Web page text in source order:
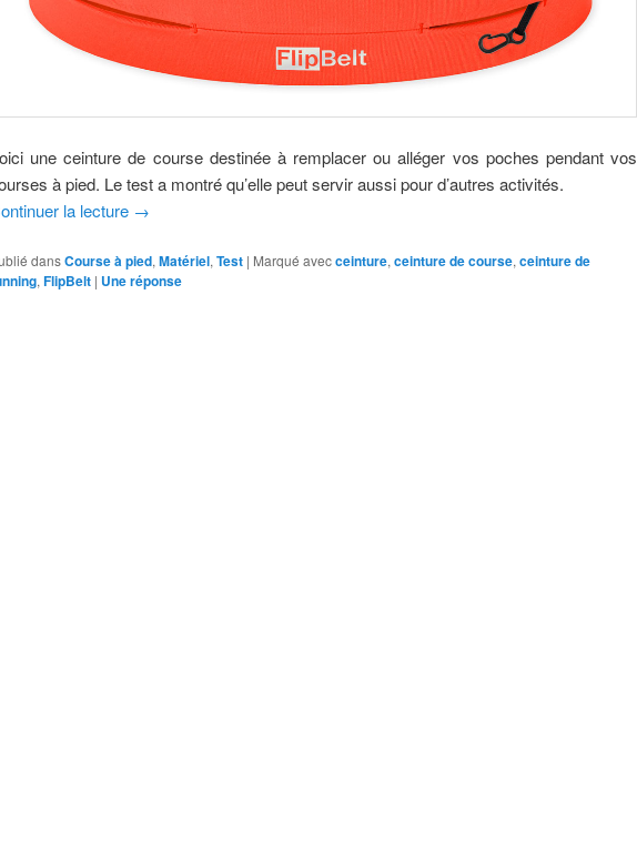
une ceinture de course destinée à remplacer ou alléger vos poches pendant vos
à pied. Le test a montré qu’elle peut servir aussi pour d’autres activités.
la lecture →
dansCourse à pied, Matériel, Test | Marqué avecceinture, ceinture de course, ceinture de
, FlipBelt | Uneréponse